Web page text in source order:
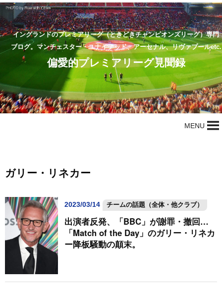
イングランドのプレミアリーグ（ときどきチャンピオンズリーグ）専門
ブログ。マンチェスター・ユナイテッド、アーセナル、リヴァプールetc.
偏愛的プレミアリーグ見聞録
MENU
ガリー・リネカー
2023/03/14 チームの話題（全体・他クラブ）
出演者反発、「BBC」が謝罪・撤回…
「Match of the Day」のガリー・リネカ
ー降板騒動の顛末。